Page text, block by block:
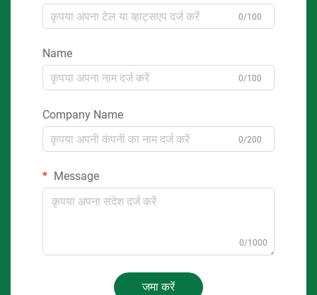
0/100
Name
0/100
Company Name
0/200
Message
0/1000
जमा करें